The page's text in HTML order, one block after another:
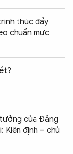
thúc đẩy
chuẩn mực
của Đảng
Kiên định – chủ